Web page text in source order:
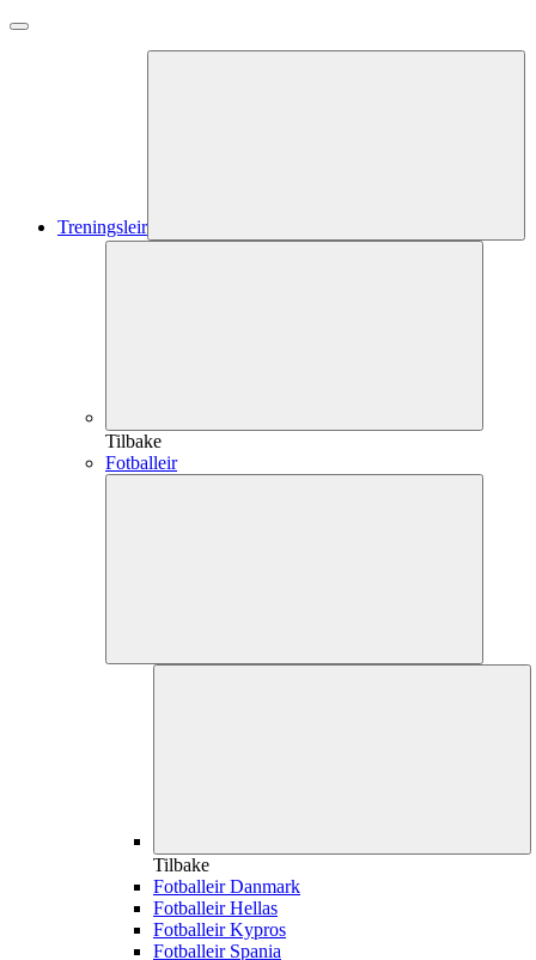
Treningsleir
Tilbake
Fotballeir
Tilbake
Fotballeir Danmark
Fotballeir Hellas
Fotballeir Kypros
Fotballeir Spania